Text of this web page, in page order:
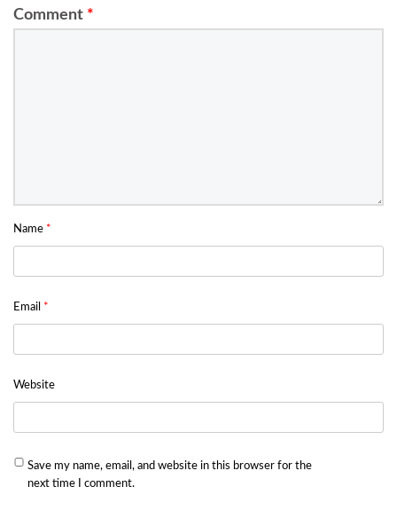
Comment *
Name *
Email *
Website
Save my name, email, and website in this browser for the
next time I comment.